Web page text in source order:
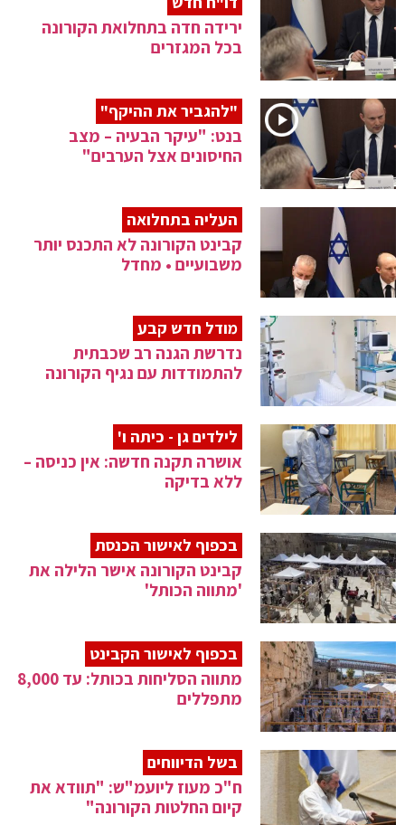
ירידה חדה בתחלואת הקורונה
בכל המגזרים
"להגביר את ההיקף"
בנט: "עיקר הבעיה – מצב
החיסונים אצל הערבים"
העליה בתחלואה
קבינט הקורונה לא התכנס יותר
משבועיים • מחדל
מודל חדש קבע
נדרשת הגנה רב שכבתית
להתמודדות עם נגיף הקורונה
לילדים גן - כיתה ו'
אושרה תקנה חדשה: אין כניסה –
ללא בדיקה
בכפוף לאישור הכנסת
קבינט הקורונה אישר הלילה את
'מתווה הכותל'
בכפוף לאישור הקבינט
מתווה הסליחות בכותל: עד 8,000
מתפללים
בשל הדיווחים
ח"כ מעוז ליועמ"ש: "תוודא את
קיום החלטות הקורונה"